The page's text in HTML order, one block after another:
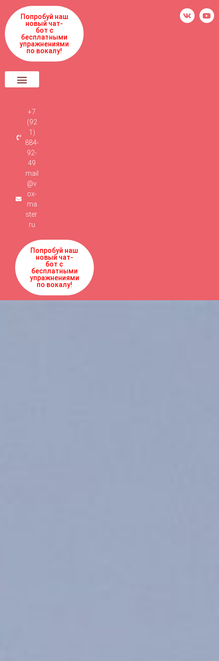
Попробуй наш
новый чат-
бот с
бесплатными
упражнениями
по вокалу!
+7
(92
1)
884-
92-
49
mail
@v
ox-
ma
ster.
ru
Попробуй наш
новый чат-
бот с
бесплатными
упражнениями
по вокалу!